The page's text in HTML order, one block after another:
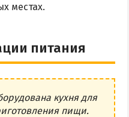
местах.
питания
кухня для
пищи.